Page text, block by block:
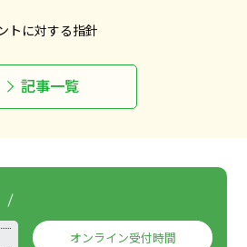
トに対する指針
記事一覧
オンライン受付時間